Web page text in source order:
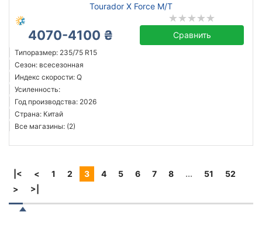
Tourador X Force M/T
4070-4100 ₴ Сравнить
Типоразмер: 235/75 R15
Сезон: всесезонная
Индекс скорости: Q
Усиленность:
Год производства: 2026
Страна: Китай
Все магазины: (2)
|< < 1 2 3 4 5 6 7 8 ... 51
52
>
>|